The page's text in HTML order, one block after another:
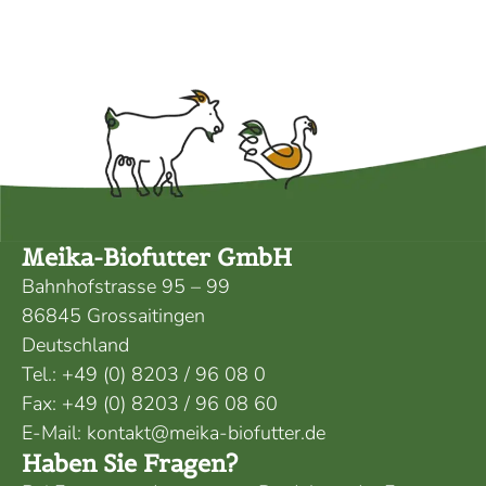
Meika-Biofutter GmbH
Bahnhofstrasse 95 – 99
86845 Grossaitingen
Deutschland
Tel.: +49 (0) 8203 / 96 08 0
Fax: +49 (0) 8203 / 96 08 60
E-Mail: kontakt@meika-biofutter.de
Haben Sie Fragen?